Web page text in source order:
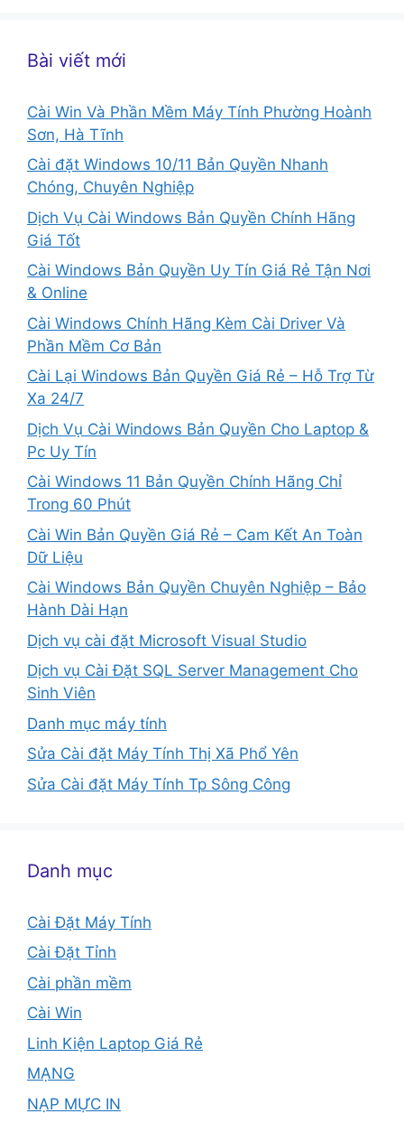
Bài viết mới
Cài Win Và Phần Mềm Máy Tính Phường Hoành
Sơn, Hà Tĩnh
Cài đặt Windows 10/11 Bản Quyền Nhanh
Chóng, Chuyên Nghiệp
Dịch Vụ Cài Windows Bản Quyền Chính Hãng
Giá Tốt
Cài Windows Bản Quyền Uy Tín Giá Rẻ Tận Nơi
& Online
Cài Windows Chính Hãng Kèm Cài Driver Và
Phần Mềm Cơ Bản
Cài Lại Windows Bản Quyền Giá Rẻ – Hỗ Trợ Từ
Xa 24/7
Dịch Vụ Cài Windows Bản Quyền Cho Laptop &
Pc Uy Tín
Cài Windows 11 Bản Quyền Chính Hãng Chỉ
Trong 60 Phút
Cài Win Bản Quyền Giá Rẻ – Cam Kết An Toàn
Dữ Liệu
Cài Windows Bản Quyền Chuyên Nghiệp – Bảo
Hành Dài Hạn
Dịch vụ cài đặt Microsoft Visual Studio
Dịch vụ Cài Đặt SQL Server Management Cho
Sinh Viên
Danh mục máy tính
Sửa Cài đặt Máy Tính Thị Xã Phổ Yên
Sửa Cài đặt Máy Tính Tp Sông Công
Danh mục
Cài Đặt Máy Tính
Cài Đặt Tỉnh
Cài phần mềm
Cài Win
Linh Kiện Laptop Giá Rẻ
MẠNG
NẠP MỰC IN